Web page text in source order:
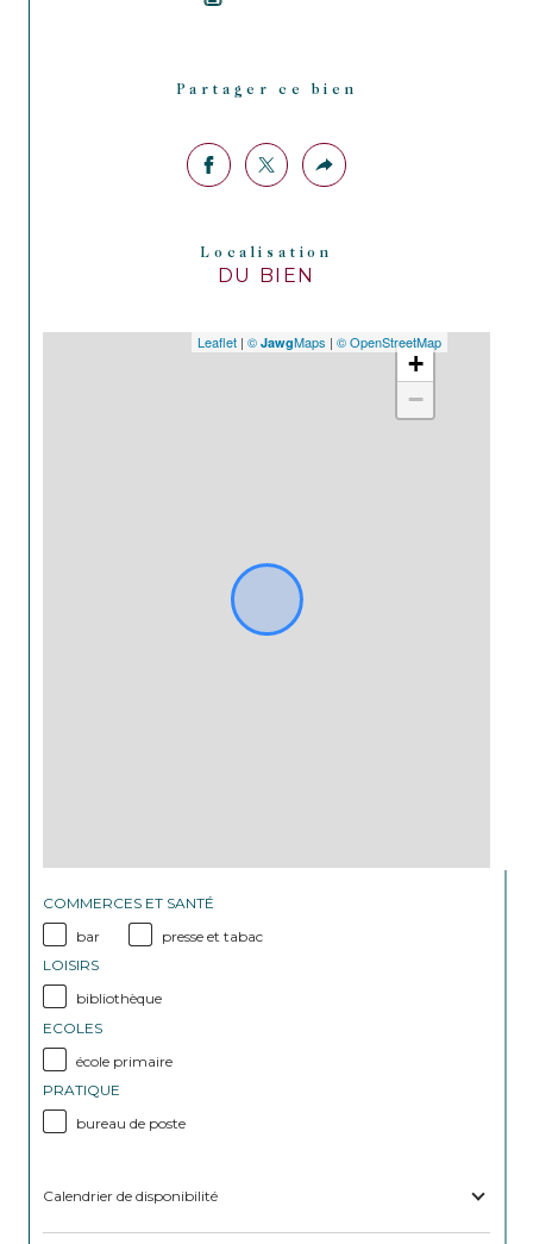
Partager ce bien
Localisation
DU BIEN
+
−
Leaflet | © JawgMaps | © OpenStreetMap
COMMERCES ET SANTÉ
bar
presse et tabac
LOISIRS
bibliothèque
ECOLES
école primaire
PRATIQUE
bureau de poste
Calendrier de disponibilité